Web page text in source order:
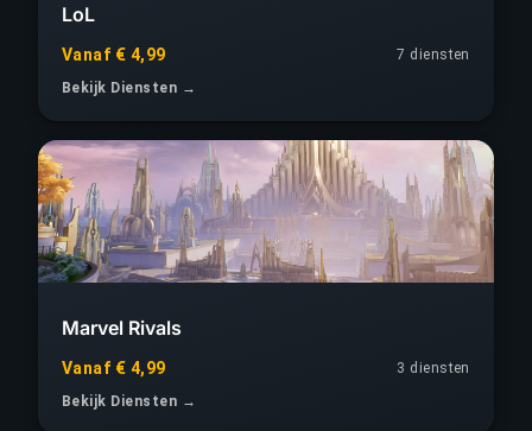
LoL
Vanaf € 4,99
7 diensten
Bekijk Diensten →
Marvel Rivals
Vanaf € 4,99
3 diensten
Bekijk Diensten →